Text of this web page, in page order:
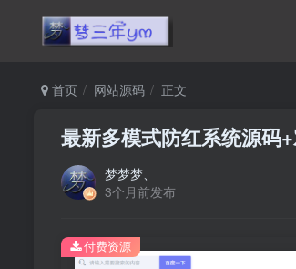
首页 网站源码 正文
最新多模式防红系统源码
梦梦梦、
3个月前发布
付费资源